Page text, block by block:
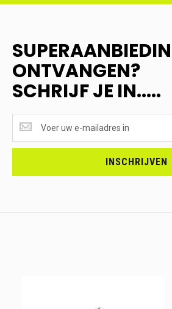
ONTVANGEN?
SCHRIJF JE IN.....
ONTVANGEN?
<br>SCHRIJF
INSCHRIJVEN